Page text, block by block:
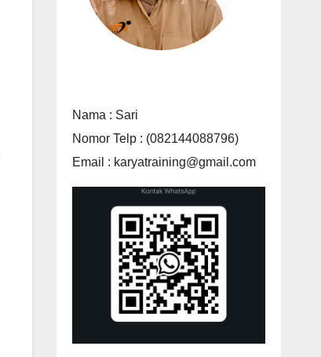
Nama : Sari
Nomor Telp : (082144088796)
Email : karyatraining@gmail.com